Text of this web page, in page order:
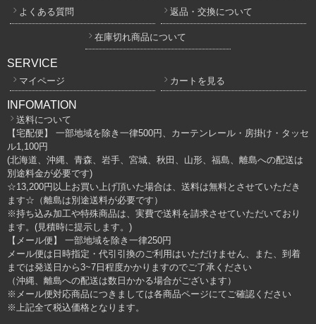
よくある質問 返品・交換について
在庫切れ商品について
SERVICE
マイページ カートを見る
INFOMATION
送料について
【宅配便】 一部地域を除き一律500円、カーテンレール・房掛け・タッセ
ル1,100円
(北海道、沖縄、青森、岩手、宮城、秋田、山形、福島、離島への配送は
別途料金が必要です)
☆13,200円以上お買い上げ頂いた場合は、送料は無料とさせていただき
ます☆（離島は別途送料が必要です）
※持ち込み加工や特殊商品は、実費で送料を請求させていただいており
ます。(見積時に提示します。)
【メール便】 一部地域を除き一律250円
メール便は日時指定・代引引換のご利用はいただけません、また、到着
までは発送日から3~7日程度かかりますのでご了承ください
（沖縄、離島への配送は数日かかる場合がございます）
※メール便対応商品につきましては各商品ページにてご確認ください
※上記全て税込価格となります。